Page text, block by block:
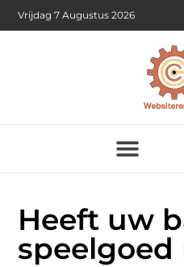
Vrijdag 7 Augustus 2026
Heeft uw
speelgoed